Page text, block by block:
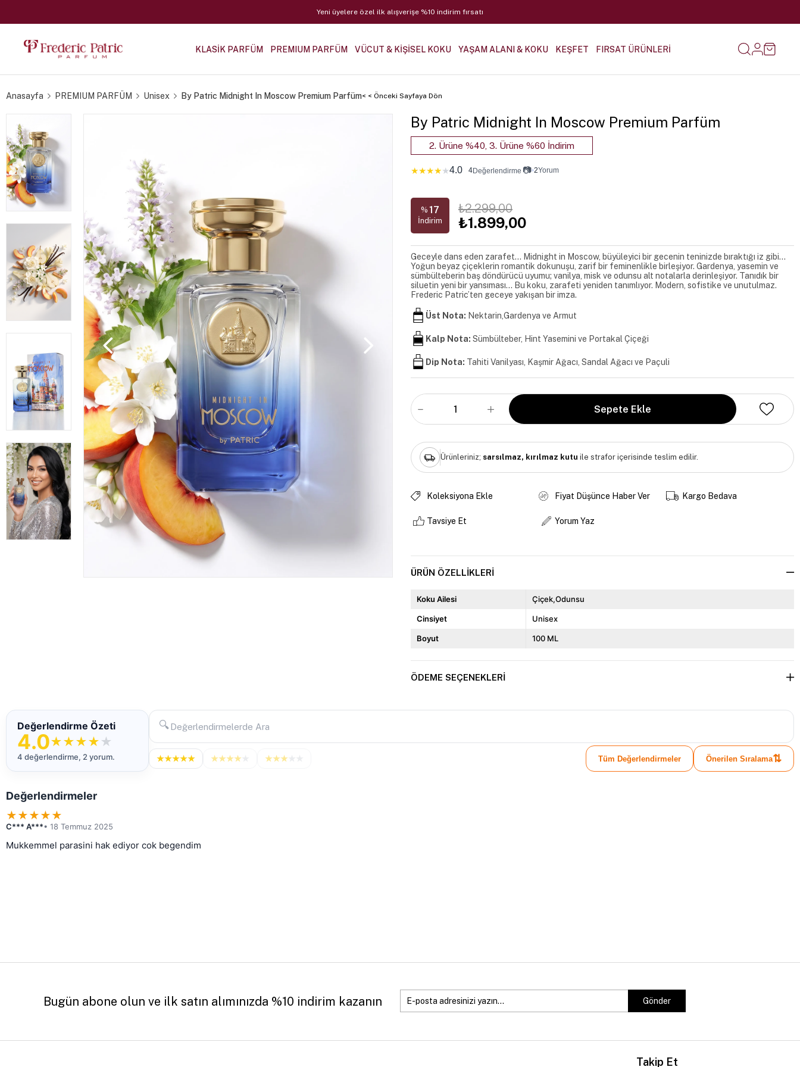
Yeni üyelere özel ilk alışverişe %10 indirim fırsatı
KLASİK PARFÜM PREMIUM PARFÜM VÜCUT & KİŞİSEL KOKU YAŞAM ALANI & KOKU KEŞFET FIRSAT ÜRÜNLERİ
Anasayfa PREMIUM PARFÜM Unisex By Patric Midnight In Moscow Premium Parfüm< < Önceki Sayfaya Dön
By Patric Midnight In Moscow Premium Parfüm
2. Ürüne %40, 3. Ürüne %60 İndirim
★★★★★4.0 4Değerlendirme 📷•2Yorum
% 17
İndirim
₺2.299,00
₺1.899,00
Geceyle dans eden zarafet… Midnight in Moscow, büyüleyici bir gecenin teninizde bıraktığı iz gibi…
Yoğun beyaz çiçeklerin romantik dokunuşu, zarif bir feminenlikle birleşiyor. Gardenya, yasemin ve
sümbülteberin baş döndürücü uyumu; vanilya, misk ve odunsu alt notalarla derinleşiyor. Tanıdık bir
siluetin yeni bir yansıması… Bu koku, zarafeti yeniden tanımlıyor. Modern, sofistike ve unutulmaz.
Frederic Patric’ten geceye yakışan bir imza.
Üst Nota: Nektarin,Gardenya ve Armut
Kalp Nota: Sümbülteber, Hint Yasemini ve Portakal Çiçeği
Dip Nota: Tahiti Vanilyası, Kaşmir Ağacı, Sandal Ağacı ve Paçuli
Ürünleriniz; sarsılmaz, kırılmaz kutu ile strafor içerisinde teslim edilir.
Koleksiyona Ekle Fiyat Düşünce Haber Ver Kargo Bedava
Tavsiye Et Yorum Yaz
ÜRÜN ÖZELLIKLERI
Koku Ailesi Çiçek,Odunsu
Cinsiyet Unisex
Boyut 100 ML
ÖDEME SEÇENEKLERI
Değerlendirme Özeti
4.0★★★★ ★
4 değerlendirme, 2 yorum.
🔍
★★★★★ ★★★★ ★★★ Tüm Değerlendirmeler Önerilen Sıralama⇅
Değerlendirmeler
★★★★★
C*** A***• 18 Temmuz 2025
Mukkemmel parasini hak ediyor cok begendim
Bugün abone olun ve ilk satın alımınızda %10 indirim kazanın Gönder
Takip Et